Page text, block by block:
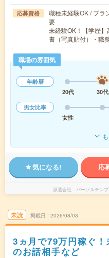
応募資格
職種未経験OK / ブラ
要
未経験OK！【学歴
書（写真貼付）・職
職場の雰囲気
年齢層
20代
30代
男女比率
女性
気になる! 応
派遣会社 パーソルテン
未読 掲載日 2026/08/03
3ヵ月で79万円稼ぐ
のお話相手など